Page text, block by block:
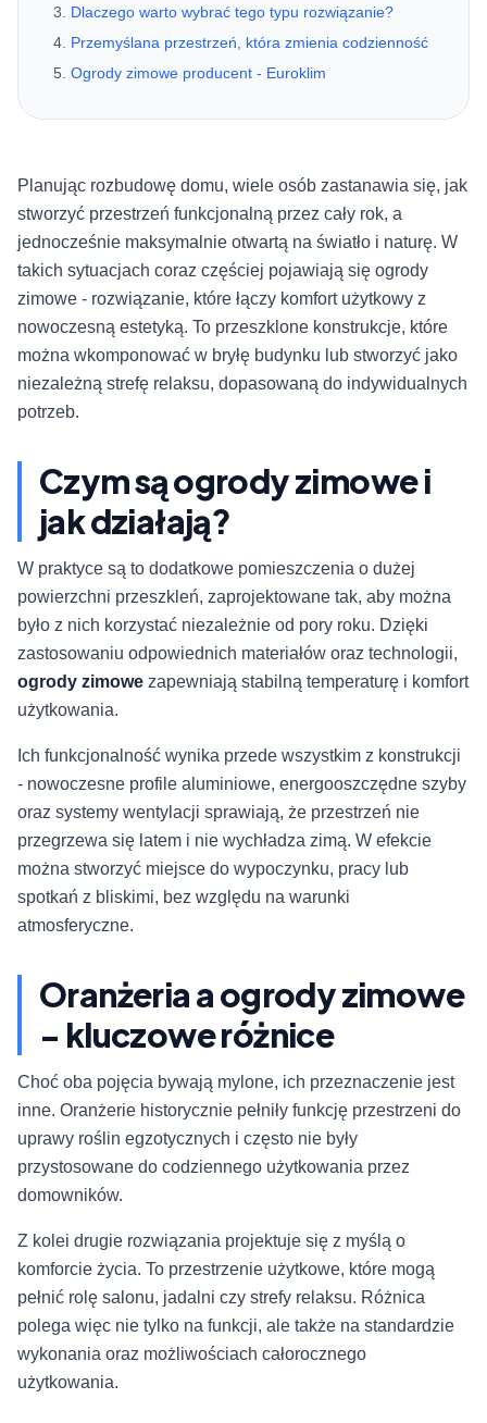
Dlaczego warto wybrać tego typu rozwiązanie?
Przemyślana przestrzeń, która zmienia codzienność
Ogrody zimowe producent - Euroklim
Planując rozbudowę domu, wiele osób zastanawia się, jak
stworzyć przestrzeń funkcjonalną przez cały rok, a
jednocześnie maksymalnie otwartą na światło i naturę. W
takich sytuacjach coraz częściej pojawiają się ogrody
zimowe - rozwiązanie, które łączy komfort użytkowy z
nowoczesną estetyką. To przeszklone konstrukcje, które
można wkomponować w bryłę budynku lub stworzyć jako
niezależną strefę relaksu, dopasowaną do indywidualnych
potrzeb.
Czym są ogrody zimowe i
jak działają?
W praktyce są to dodatkowe pomieszczenia o dużej
powierzchni przeszkleń, zaprojektowane tak, aby można
było z nich korzystać niezależnie od pory roku. Dzięki
zastosowaniu odpowiednich materiałów oraz technologii,
ogrody zimowe zapewniają stabilną temperaturę i komfort
użytkowania.
Ich funkcjonalność wynika przede wszystkim z konstrukcji
- nowoczesne profile aluminiowe, energooszczędne szyby
oraz systemy wentylacji sprawiają, że przestrzeń nie
przegrzewa się latem i nie wychładza zimą. W efekcie
można stworzyć miejsce do wypoczynku, pracy lub
spotkań z bliskimi, bez względu na warunki
atmosferyczne.
Oranżeria a ogrody zimowe
- kluczowe różnice
Choć oba pojęcia bywają mylone, ich przeznaczenie jest
inne. Oranżerie historycznie pełniły funkcję przestrzeni do
uprawy roślin egzotycznych i często nie były
przystosowane do codziennego użytkowania przez
domowników.
Z kolei drugie rozwiązania projektuje się z myślą o
komforcie życia. To przestrzenie użytkowe, które mogą
pełnić rolę salonu, jadalni czy strefy relaksu. Różnica
polega więc nie tylko na funkcji, ale także na standardzie
wykonania oraz możliwościach całorocznego
użytkowania.